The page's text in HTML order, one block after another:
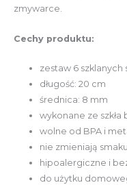
zmywarce.
Cechy produktu:
zestaw 6 szklanych
długość: 20 cm
średnica: 8 mm
wykonane ze
wolne od BPA i
nie zmieniają
hipoalergiczne i
do użytku